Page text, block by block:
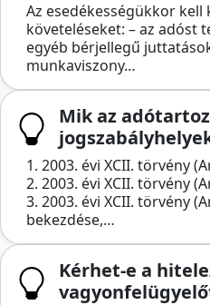
Az esedékességükkor
követeléseket: – az adóst
egyéb bérjellegű
munkaviszony…
Mik az
1. 2003. évi XCII. törvény
2. 2003. évi XCII. törvény
3. 2003. évi XCII. törvény
bekezdése,…
Kérhet-e a